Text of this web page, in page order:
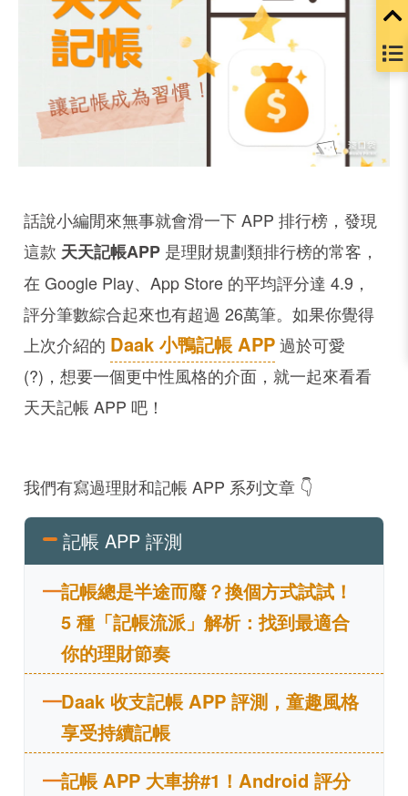
話說小編閒來無事就會滑一下 APP 排行榜，發現
這款 天天記帳APP 是理財規劃類排行榜的常客，
在 Google Play、App Store 的平均評分達 4.9，
評分筆數綜合起來也有超過 26萬筆。如果你覺得
上次介紹的 Daak 小鴨記帳 APP過於可愛
(?)，想要一個更中性風格的介面，就一起來看看
天天記帳 APP 吧！
我們有寫過理財和記帳 APP 系列文章 👇
記帳 APP 評測
記帳總是半途而廢？換個方式試試！
5 種「記帳流派」解析：找到最適合
你的理財節奏
Daak 收支記帳 APP 評測，童趣風格
享受持續記帳
記帳 APP 大車拚#1！Android 評分